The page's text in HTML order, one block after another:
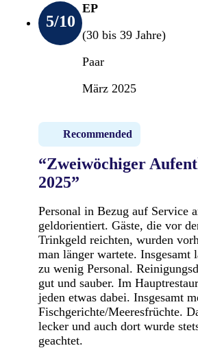
5/10
EP
(30 bis 39 Jahre)
Paar
März 2025
Recommended
“Zweiwöchiger
2025”
Personal in Bezug auf Service
geldorientiert. Gäste, die vor
Trinkgeld reichten, wurden
man länger wartete. Insgesamt
zu wenig Personal.
gut und sauber. Im
jeden etwas dabei. Insgesamt
Fischgerichte/Meeresfrüchte.
lecker und auch dort wurde
geachtet.